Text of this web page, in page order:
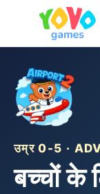
उम्र 0-5 ·
बच्चों के